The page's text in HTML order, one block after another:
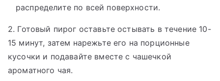
распределите по всей поверхности.
2. Готовый пирог оставьте остывать в течение 10-
15 минут, затем нарежьте его на порционные
кусочки и подавайте вместе с чашечкой
ароматного чая.